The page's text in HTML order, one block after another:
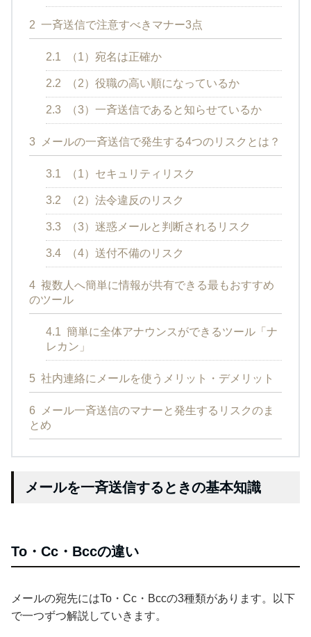
2 一斉送信で注意すべきマナー3点
2.1 （1）宛名は正確か
2.2 （2）役職の高い順になっているか
2.3 （3）一斉送信であると知らせているか
3 メールの一斉送信で発生する4つのリスクとは？
3.1 （1）セキュリティリスク
3.2 （2）法令違反のリスク
3.3 （3）迷惑メールと判断されるリスク
3.4 （4）送付不備のリスク
4 複数人へ簡単に情報が共有できる最もおすすめ
のツール
4.1 簡単に全体アナウンスができるツール「ナ
レカン」
5 社内連絡にメールを使うメリット・デメリット
6
メール一斉送信のマナーと発生するリスクのま
とめ
メールを一斉送信するときの基本知識
To・Cc・Bccの違い
メールの宛先にはTo・Cc・Bccの3種類があります。以下
で一つずつ解説していきます。